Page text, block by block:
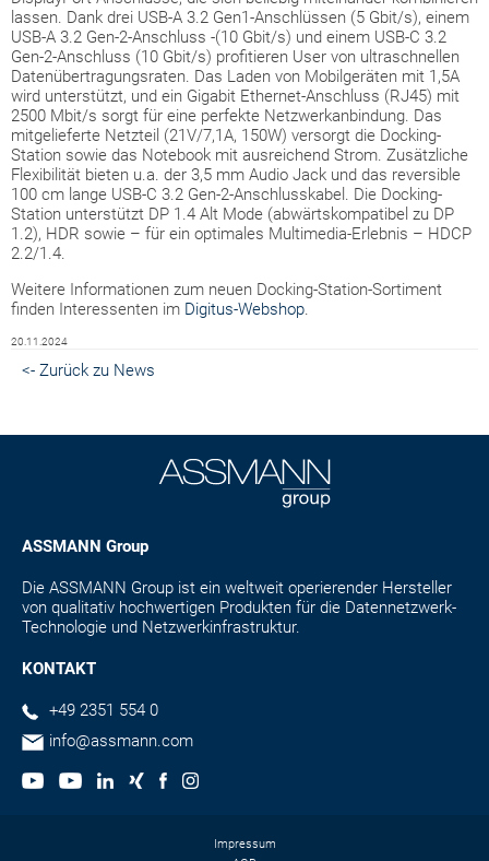
lassen. Dank drei USB-A 3.2 Gen1-Anschlüssen (5 Gbit/s), einem
USB-A 3.2 Gen-2-Anschluss -(10 Gbit/s) und einem USB-C 3.2
Gen-2-Anschluss (10 Gbit/s) profitieren User von ultraschnellen
Datenübertragungsraten. Das Laden von Mobilgeräten mit 1,5A
wird unterstützt, und ein Gigabit Ethernet-Anschluss (RJ45) mit
2500 Mbit/s sorgt für eine perfekte Netzwerkanbindung. Das
mitgelieferte Netzteil (21V/7,1A, 150W) versorgt die Docking-
Station sowie das Notebook mit ausreichend Strom. Zusätzliche
Flexibilität bieten u.a. der 3,5 mm Audio Jack und das reversible
100 cm lange USB-C 3.2 Gen-2-Anschlusskabel. Die Docking-
Station unterstützt DP 1.4 Alt Mode (abwärtskompatibel zu DP
1.2), HDR sowie – für ein optimales Multimedia-Erlebnis – HDCP
2.2/1.4.
Weitere Informationen zum neuen Docking-Station-Sortiment
finden Interessenten im Digitus-Webshop.
20.11.2024
<- Zurück zu News
ASSMANN Group
Die ASSMANN Group ist ein weltweit operierender Hersteller
von qualitativ hochwertigen Produkten für die Datennetzwerk-
Technologie und Netzwerkinfrastruktur.
KONTAKT
+49 2351 554 0
info@assmann.com
Impressum